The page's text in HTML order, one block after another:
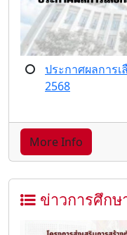
ประกาศผลการ
2568
More Info
ข่าวการศึกษ